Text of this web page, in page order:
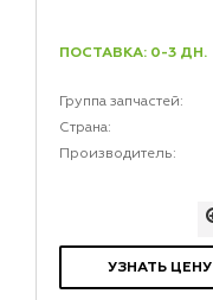
ПОСТАВКА: 0-3 ДН.
Группа запчастей:
Страна:
Производитель:
УЗНАТЬ ЦЕНУ